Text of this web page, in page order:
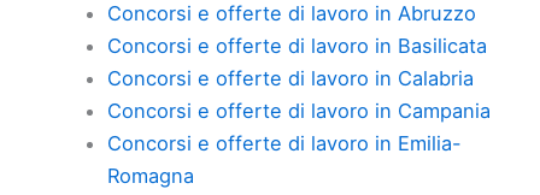
Concorsi e offerte di lavoro in Abruzzo
Concorsi e offerte di lavoro in Basilicata
Concorsi e offerte di lavoro in Calabria
Concorsi e offerte di lavoro in Campania
Concorsi e offerte di lavoro in Emilia-
Romagna